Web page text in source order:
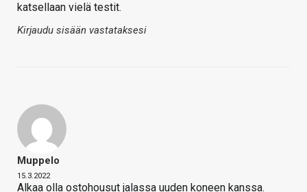
katsellaan vielä testit.
Kirjaudu sisään vastataksesi
Muppelo
15.3.2022
Alkaa olla ostohousut jalassa uuden koneen kanssa.